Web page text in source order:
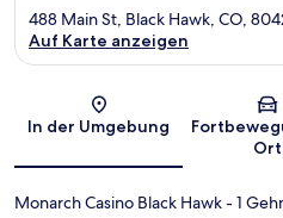
488 Main St, Black Hawk, CO,
Auf Karte anzeigen
In der Umgebung
Ort
Monarch Casino Black Hawk- 1